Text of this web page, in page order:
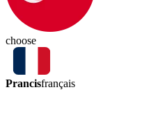
choose
Prancisfrançais